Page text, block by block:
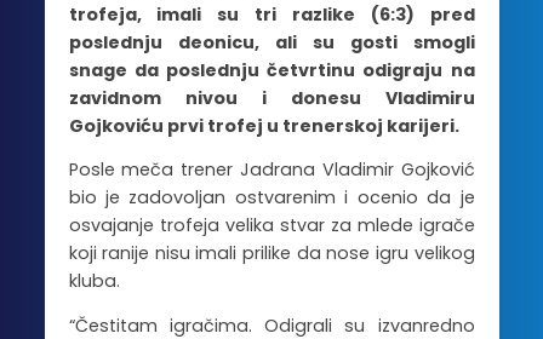
trofeja, imali su tri razlike (6:3) pred
poslednju deonicu, ali su gosti smogli
snage da poslednju četvrtinu odigraju na
zavidnom nivou i donesu Vladimiru
Gojkoviću prvi trofej u trenerskoj karijeri.
Posle meča trener Jadrana Vladimir Gojković
bio je zadovoljan ostvarenim i ocenio da je
osvajanje trofeja velika stvar za mlede igrače
koji ranije nisu imali prilike da nose igru velikog
kluba.
“Čestitam igračima. Odigrali su izvanredno